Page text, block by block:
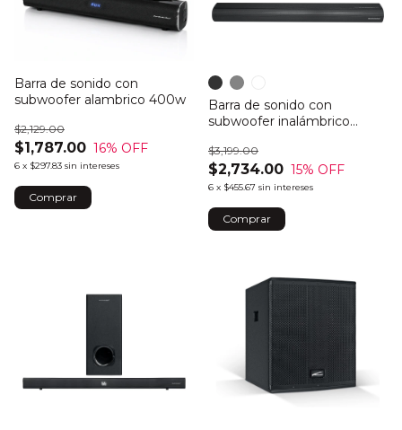
Barra de sonido con
subwoofer alambrico 400w
$1,787.00
$2,129.00
16% OFF
6 x $297.83 sin intereses
Barra de sonido con
subwoofer inalámbrico
$2,734.00
$3,199.00
15% OFF
6 x $455.67 sin intereses
Comprar